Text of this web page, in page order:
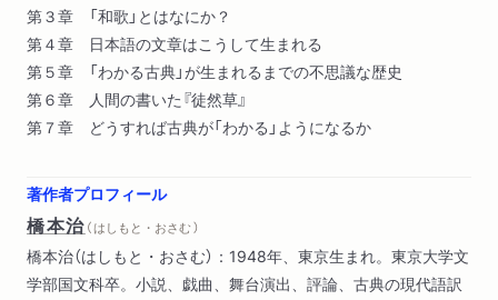
第３章 「和歌」とはなにか？
第４章 日本語の文章はこうして生まれる
第５章 「わかる古典」が生まれるまでの不思議な歴史
第６章 人間の書いた『徒然草』
第７章 どうすれば古典が「わかる」ようになるか
著作者プロフィール
橋本治（ はしもと・おさむ ）
橋本治（はしもと・おさむ）：1948年、東京生まれ。東京大学文
学部国文科卒。小説、戯曲、舞台演出、評論、古典の現代語訳